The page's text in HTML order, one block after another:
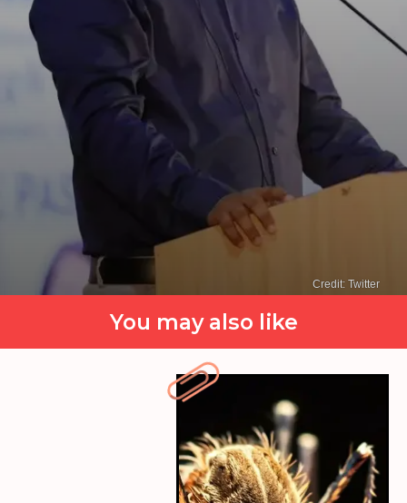
Credit: Twitter
You may also like